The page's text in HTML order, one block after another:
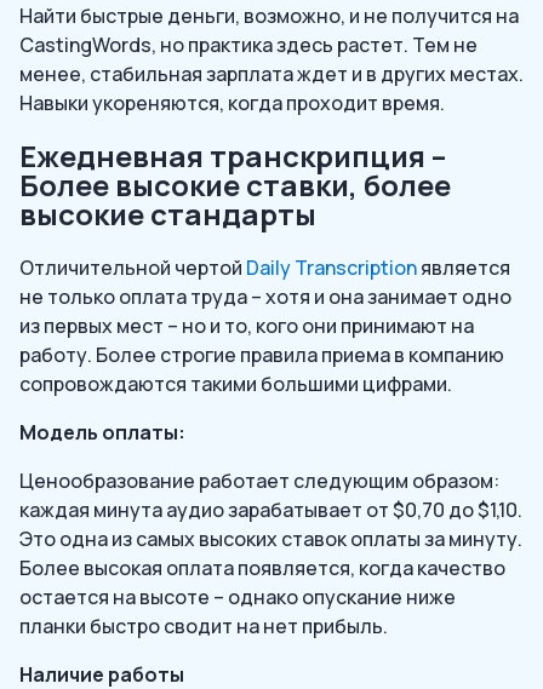
Найти быстрые деньги, возможно, и не получится на
CastingWords, но практика здесь растет. Тем не
менее, стабильная зарплата ждет и в других местах.
Навыки укореняются, когда проходит время.
Ежедневная транскрипция –
Более высокие ставки, более
высокие стандарты
Отличительной чертой Daily Transcriptionявляется
не только оплата труда – хотя и она занимает одно
из первых мест – но и то, кого они принимают на
работу. Более строгие правила приема в компанию
сопровождаются такими большими цифрами.
Модель оплаты:
Ценообразование работает следующим образом:
каждая минута аудио зарабатывает от $0,70 до $1,10.
Это одна из самых высоких ставок оплаты за минуту.
Более высокая оплата появляется, когда качество
остается на высоте – однако опускание ниже
планки быстро сводит на нет прибыль.
Наличие работы